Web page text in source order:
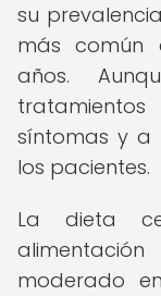
su
más común
años.
síntomas y a
los pacientes.
La dieta
moderado